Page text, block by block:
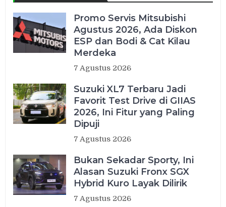
Promo Servis Mitsubishi
Agustus 2026, Ada Diskon
ESP dan Bodi & Cat Kilau
Merdeka
7 Agustus 2026
Suzuki XL7 Terbaru Jadi
Favorit Test Drive di GIIAS
2026, Ini Fitur yang Paling
Dipuji
7 Agustus 2026
Bukan Sekadar Sporty, Ini
Alasan Suzuki Fronx SGX
Hybrid Kuro Layak Dilirik
7 Agustus 2026